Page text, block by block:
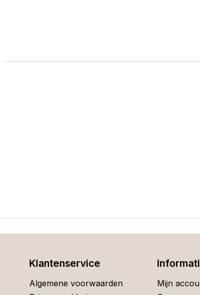
Klantenservice
Algemene voorwaarden
Mijn